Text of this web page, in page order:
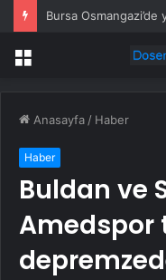
Bursa
Menü
Anasayfa / Haber
Haber
Buldan ve
Amedspor